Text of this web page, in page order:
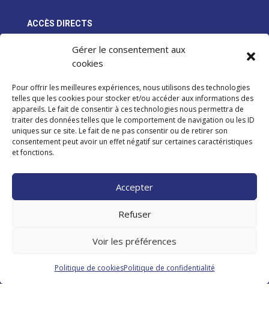
Gérer le consentement aux
cookies
Pour offrir les meilleures expériences, nous utilisons des technologies
telles que les cookies pour stocker et/ou accéder aux informations des
appareils. Le fait de consentir à ces technologies nous permettra de
traiter des données telles que le comportement de navigation ou les ID
uniques sur ce site. Le fait de ne pas consentir ou de retirer son
consentement peut avoir un effet négatif sur certaines caractéristiques
et fonctions.
Accepter
Refuser
Voir les préférences
Politique de cookiesPolitique de confidentialité
ACCÈS DIRECTS
Rénovation intérieure
Rénovation extérieure
Qui sommes-nous ?
Contact
INFORMATIONS
Politique de confidentialité
Politique de cookies
contact@amg-renov.fr